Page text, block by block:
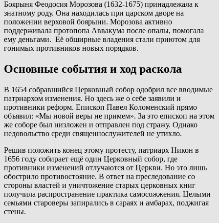
Боярыня Феодосия Морозова (1632-1675) принадлежала к
знатному роду. Она находилась при царском дворе на
положении верховой боярыни. Морозова активно
поддерживала протопопа Аввакума после опалы, помогала
ему деньгами. Её обширные владения стали приютом для
гонимых противников новых порядков.
Основные события и ход раскола
В 1654 собравшийся Церковный собор одобрил все вводимые
патриархом изменения. Но здесь же о себе заявили и
противники реформ. Епископ Павел Коломенский прямо
объявил: «Мы новой веры не примем». За это епископ на этом
же соборе был низложен и отправлен под стражу. Однако
недовольство среди священнослужителей не утихло.
Решив положить конец этому протесту, патриарх Никон в
1656 году собирает ещё один Церковный собор, где
противники изменений отлучаются от Церкви. Но это лишь
обострило противостояние. В ответ на преследование со
стороны властей и уничтожение старых церковных книг
получила распространение практика самосожжения. Целыми
семьями староверы запирались в сараях и амбарах, поджигая
стены.